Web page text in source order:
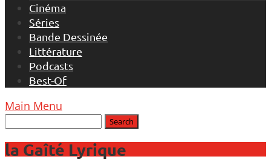
Cinéma
Séries
Bande Dessinée
Littérature
Podcasts
Best-Of
Main Menu
la Gaîté Lyrique